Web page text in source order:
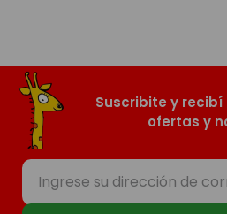
Suscribite y
ofertas y